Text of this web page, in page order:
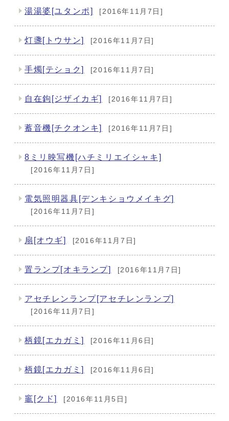
湯湯婆[ユタンポ] [2016年11月7日]
灯盞[トウサン] [2016年11月7日]
手燭[テショク] [2016年11月7日]
自在鉤[ジザイカギ] [2016年11月7日]
蓄音機[チクオンキ] [2016年11月7日]
8ミリ映写機[ハチミリエイシャキ]
[2016年11月7日]
電気照明器具[デンキショウメイキグ]
[2016年11月7日]
扇[オウギ] [2016年11月7日]
置ランプ[オキランプ] [2016年11月7日]
アセチレンランプ[アセチレンランプ]
[2016年11月7日]
柄鏡[エカガミ] [2016年11月6日]
柄鏡[エカガミ] [2016年11月6日]
竈[クド] [2016年11月5日]